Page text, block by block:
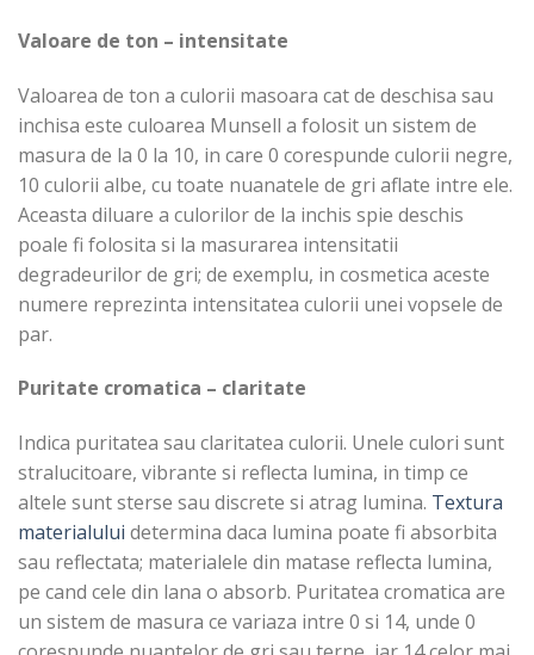
Valoare de ton – intensitate
Valoarea de ton a culorii masoara cat de deschisa sau
inchisa este culoarea Munsell a folosit un sistem de
masura de la 0 la 10, in care 0 corespunde culorii negre,
10 culorii albe, cu toate nuanatele de gri aflate intre ele.
Aceasta diluare a culorilor de la inchis spie deschis
poale fi folosita si la masurarea intensitatii
degradeurilor de gri; de exemplu, in cosmetica aceste
numere reprezinta intensitatea culorii unei vopsele de
par.
Puritate cromatica – claritate
Indica puritatea sau claritatea culorii. Unele culori sunt
stralucitoare, vibrante si reflecta lumina, in timp ce
altele sunt sterse sau discrete si atrag lumina. Textura
materialului determina daca lumina poate fi absorbita
sau reflectata; materialele din matase reflecta lumina,
pe cand cele din lana o absorb. Puritatea cromatica are
un sistem de masura ce variaza intre 0 si 14, unde 0